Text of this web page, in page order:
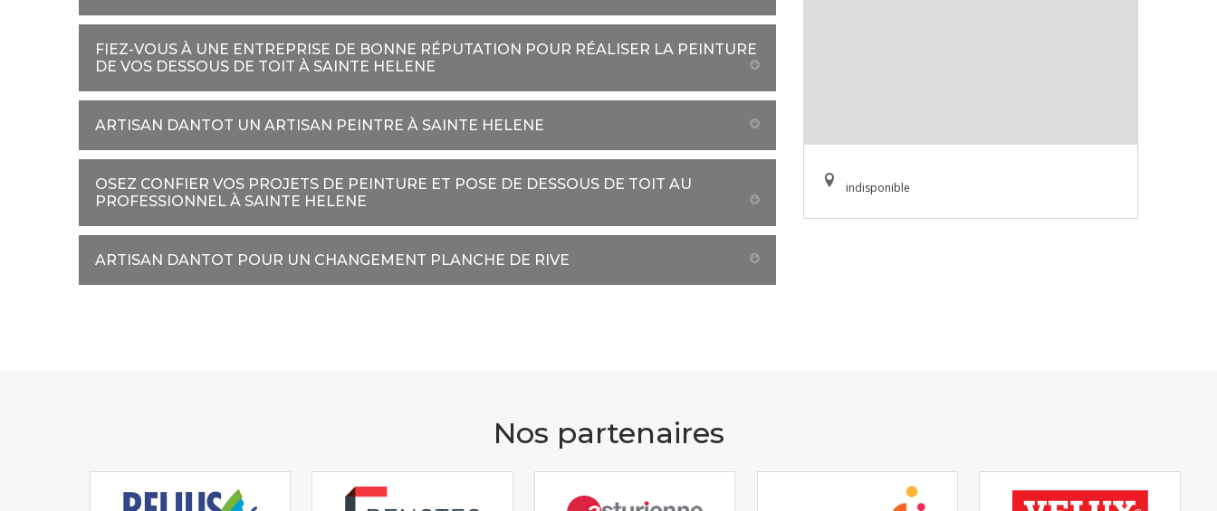
FIEZ-VOUS À UNE ENTREPRISE DE BONNE RÉPUTATION POUR RÉALISER LA PEINTURE
DE VOS DESSOUS DE TOIT À SAINTE HELENE
ARTISAN DANTOT UN ARTISAN PEINTRE À SAINTE HELENE
OSEZ CONFIER VOS PROJETS DE PEINTURE ET POSE DE DESSOUS DE TOIT AU
PROFESSIONNEL À SAINTE HELENE
ARTISAN DANTOT POUR UN CHANGEMENT PLANCHE DE RIVE
indisponible
Nos partenaires